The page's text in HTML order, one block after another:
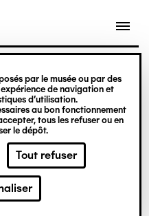
par le musée ou par des
de navigation et
d’utilisation.
au bon fonctionnement
tous les refuser ou en
le dépôt.
Tout refuser